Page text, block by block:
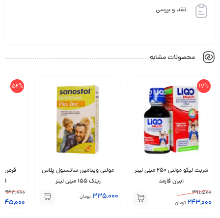
نقد و بررسی
محصولات مشابه
17%
شربت لیکو مولتی 250 میلی لیتر
ابیان فارمد
291,500
243,000 تومان
مولتی ویتامین سانستول پلاس
زینک 155 میلی لیتر
335,000 تومان
52%
قرص
645,000